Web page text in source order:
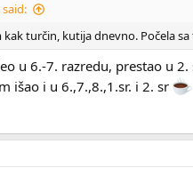
said:
kak turčin, kutija dnevno. Počela
u 6.-7. razredu, prestao u 2.
išao i u 6.,7.,8.,1.sr. i 2. sr